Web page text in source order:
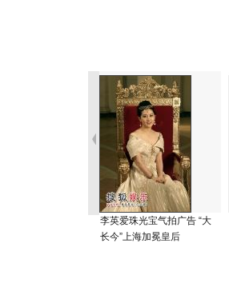
李英爱珠光宝气拍广告 “大
长今”上海加冕皇后